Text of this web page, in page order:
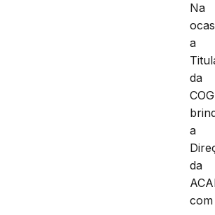
Na
a
da
a
da
com